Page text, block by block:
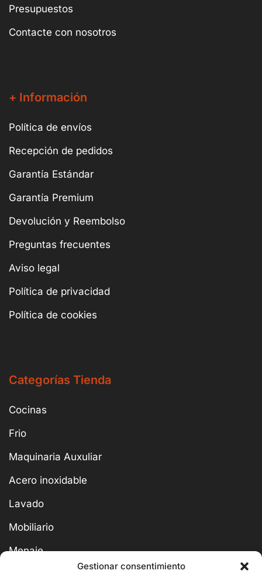
Gestionar consentimiento
Presupuestos
Contacte con nosotros
+ Información
Política de envíos
Recepción de pedidos
Garantía Estándar
Garantía Premium
Devolución y Reembolso
Preguntas frecuentes
Aviso legal
Política de privacidad
Política de cookies
Categorías Tienda
Cocinas
Frio
Maquinaria Auxuliar
Acero inoxidable
Lavado
Mobiliario
Menaje